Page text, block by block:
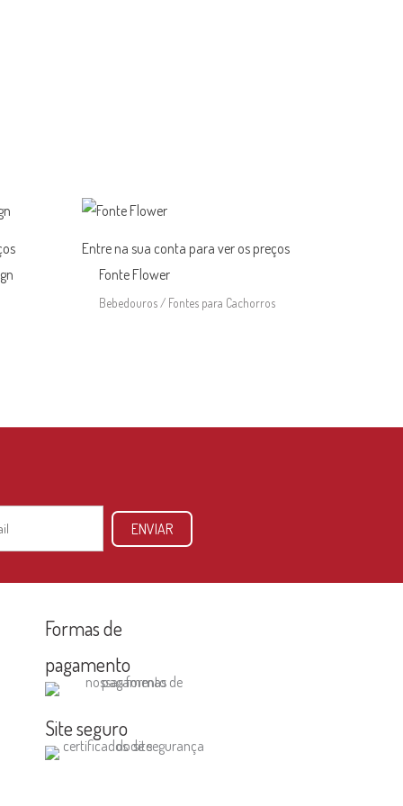
Entre na sua conta para ver os preços
Fonte Flower
Bebedouros / Fontes para Cachorros
ENVIAR
Formas de
pagamento
Site seguro